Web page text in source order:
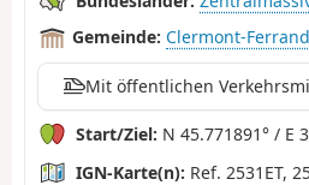
Gemeinde: Clermont-Ferrand
Mit öffentlichen
Start/Ziel: N 45.771891° / E
IGN-Karte(n): Ref. 2531ET,